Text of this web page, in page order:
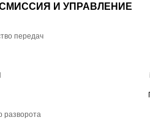
И УПРАВЛЕНИЕ
передач
разворота